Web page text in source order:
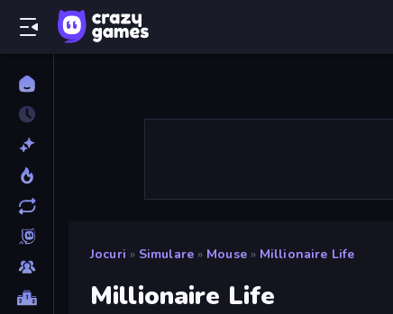
Jocuri » Simulare » Mouse » Millionaire Life
Millionaire Life